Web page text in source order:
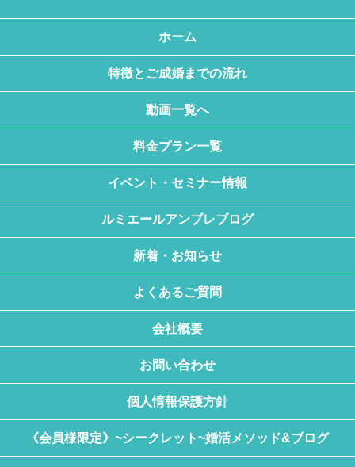
ホーム
特徴とご成婚までの流れ
動画一覧へ
料金プラン一覧
イベント・セミナー情報
ルミエールアンブレブログ
新着・お知らせ
よくあるご質問
会社概要
お問い合わせ
個人情報保護方針
《会員様限定》~シークレット~婚活メソッド&ブログ